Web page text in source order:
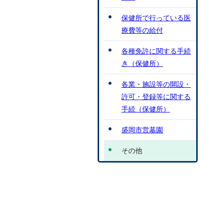
保健所で行っている医
療費等の給付
各種免許に関する手続
き（保健所）
各業・施設等の開設・
許可・登録等に関する
手続（保健所）
盛岡市営墓園
その他